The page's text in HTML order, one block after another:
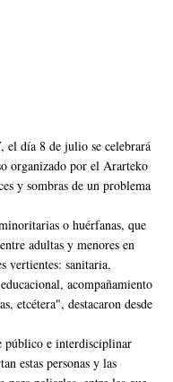
el día 8 de julio se celebrará
organizado por el Ararteko
y sombras de un problema
o huérfanas, que
adultas y menores en
vertientes: sanitaria,
acompañamiento
etcétera", destacaron desde
público e interdisciplinar
estas personas y las